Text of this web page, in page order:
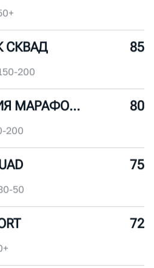
200
200